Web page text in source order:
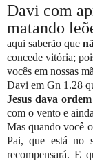
Davi com
matando
aqui saberão que
concede vitória;
vocês em nossas
Davi em Gn 1.28
Jesus dava ordem
com o vento e
Mas quando você
Pai, que está no
recompensará. E